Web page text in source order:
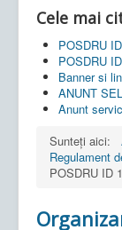
Cele mai
POSDRU
POSDRU
Banner si
ANUNT
Anunt
Sunteți aici:
Regulament
POSDRU ID